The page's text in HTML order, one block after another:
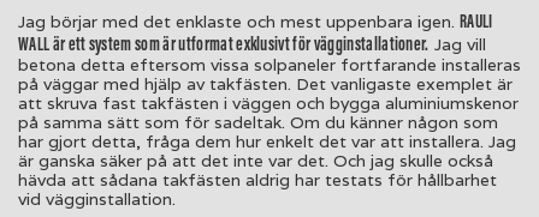
Jag börjar med det enklaste och mest uppenbara igen. RAULI
WALL är ett system som är utformat exklusivt för vägginstallationer. Jag vill
betona detta eftersom vissa solpaneler fortfarande installeras
på väggar med hjälp av takfästen. Det vanligaste exemplet är
att skruva fast takfästen i väggen och bygga aluminiumskenor
på samma sätt som för sadeltak. Om du känner någon som
har gjort detta, fråga dem hur enkelt det var att installera. Jag
är ganska säker på att det inte var det. Och jag skulle också
hävda att sådana takfästen aldrig har testats för hållbarhet
vid vägginstallation.